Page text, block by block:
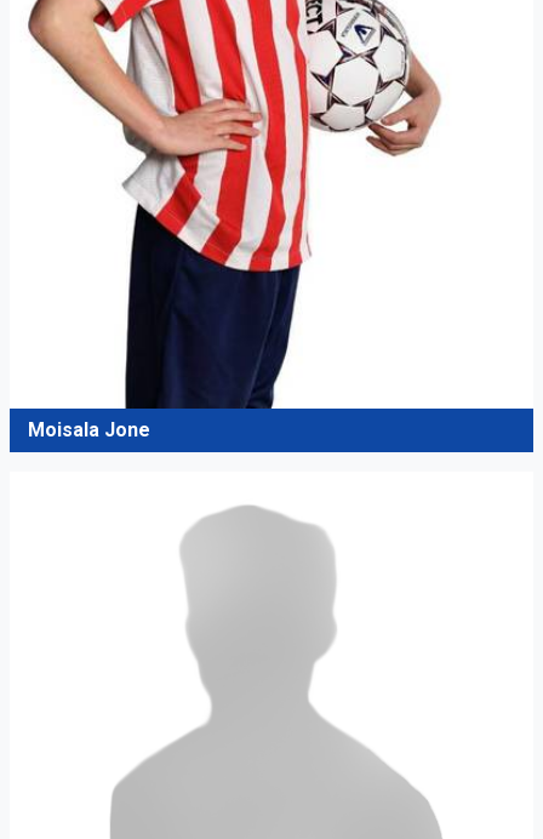
Moisala Jone